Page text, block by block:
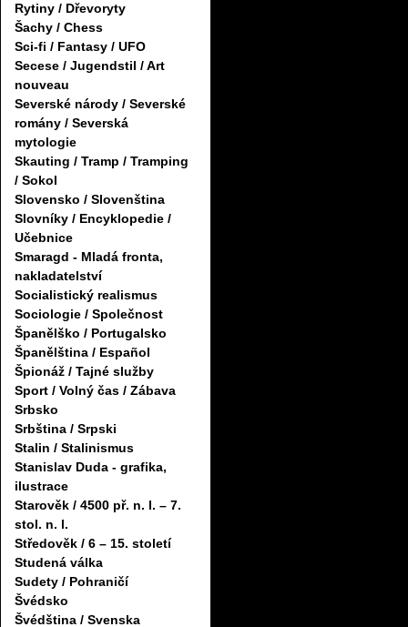
Rytiny / Dřevoryty
Šachy / Chess
Sci-fi / Fantasy / UFO
Secese / Jugendstil / Art
nouveau
Severské národy / Severské
romány / Severská
mytologie
Skauting / Tramp / Tramping
/ Sokol
Slovensko / Slovenština
Slovníky / Encyklopedie /
Učebnice
Smaragd - Mladá fronta,
nakladatelství
Socialistický realismus
Sociologie / Společnost
Španělško / Portugalsko
Španělština / Español
Špionáž / Tajné služby
Sport / Volný čas / Zábava
Srbsko
Srbština / Srpski
Stalin / Stalinismus
Stanislav Duda - grafika,
ilustrace
Starověk / 4500 př. n. l. – 7.
stol. n. l.
Středověk / 6 – 15. století
Studená válka
Sudety / Pohraničí
Švédsko
Švédština / Svenska